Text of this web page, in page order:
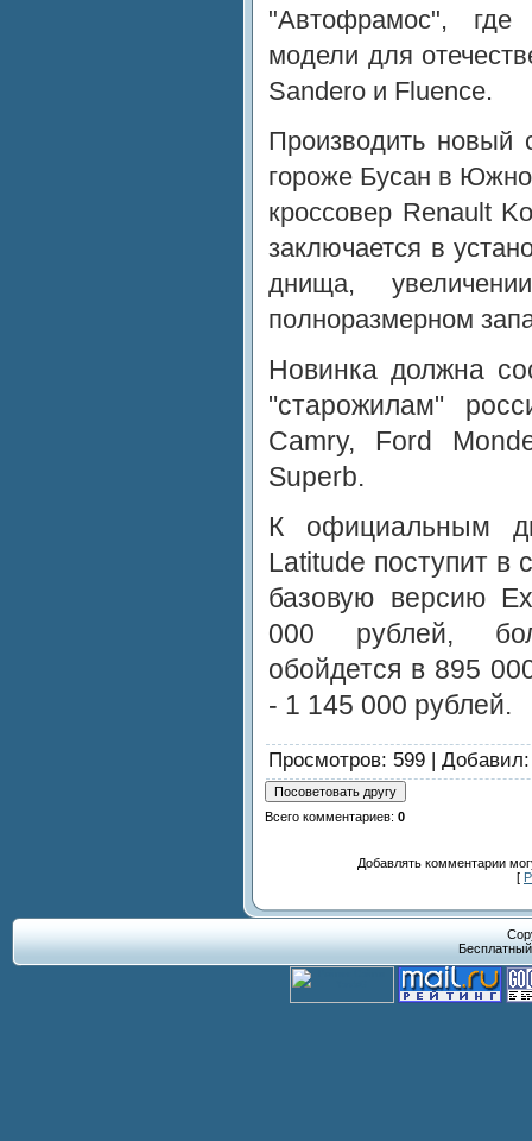
"Автофрамос", где
модели для
Sandero и Fluence.
Производить новый
гороже Бусан в
кроссовер Renault
заключается в
днища,
полноразмерном
Новинка должна
"старожилам"
Camry, Ford
Superb.
К официальным
Latitude поступит в
базовую версию
000 рублей,
обойдется в 895
- 1 145 000 рублей.
Просмотров: 599 | Добавил
Всего комментариев: 0
Добавлять комментарии
[